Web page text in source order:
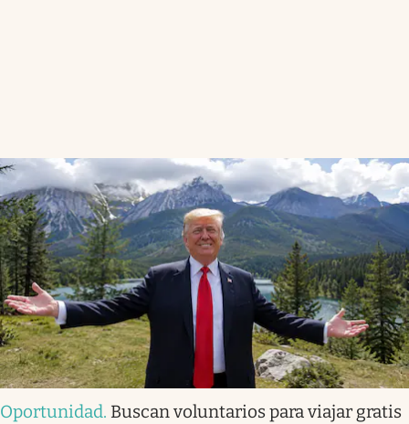
Oportunidad. Buscan voluntarios para viajar gratis